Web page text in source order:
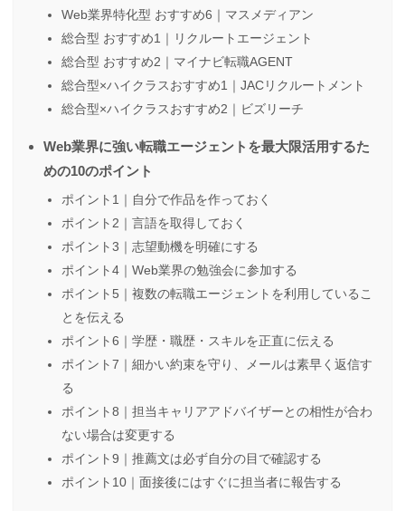
Web業界特化型 おすすめ6｜マスメディアン
総合型 おすすめ1｜リクルートエージェント
総合型 おすすめ2｜マイナビ転職AGENT
総合型×ハイクラスおすすめ1｜JACリクルートメント
総合型×ハイクラスおすすめ2｜ビズリーチ
Web業界に強い転職エージェントを最大限活用するた
めの10のポイント
ポイント1｜自分で作品を作っておく
ポイント2｜言語を取得しておく
ポイント3｜志望動機を明確にする
ポイント4｜Web業界の勉強会に参加する
ポイント5｜複数の転職エージェントを利用しているこ
とを伝える
ポイント6｜学歴・職歴・スキルを正直に伝える
ポイント7｜細かい約束を守り、メールは素早く返信す
る
ポイント8｜担当キャリアアドバイザーとの相性が合わ
ない場合は変更する
ポイント9｜推薦文は必ず自分の目で確認する
ポイント10｜面接後にはすぐに担当者に報告する